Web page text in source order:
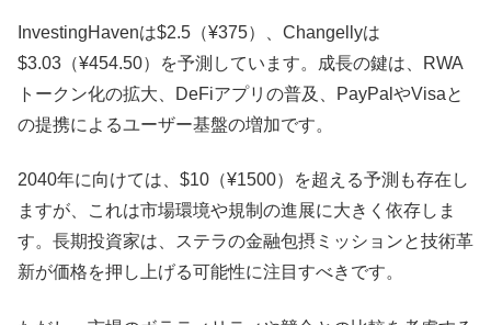
InvestingHavenは$2.5（¥375）、Changellyは
$3.03（¥454.50）を予測しています。成長の鍵は、RWA
トークン化の拡大、DeFiアプリの普及、PayPalやVisaと
の提携によるユーザー基盤の増加です。
2040年に向けては、$10（¥1500）を超える予測も存在し
ますが、これは市場環境や規制の進展に大きく依存しま
す。長期投資家は、ステラの金融包摂ミッションと技術革
新が価格を押し上げる可能性に注目すべきです。